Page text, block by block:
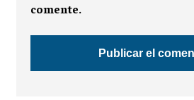
comente.